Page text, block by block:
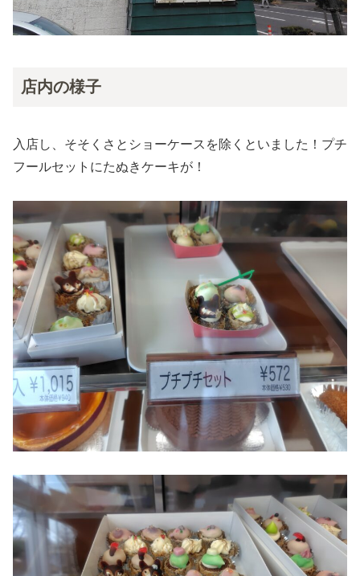
店内の様子
入店し、そそくさとショーケースを除くといました！プチ
フールセットにたぬきケーキが！